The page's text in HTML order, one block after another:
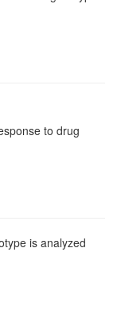
to drug
is analyzed